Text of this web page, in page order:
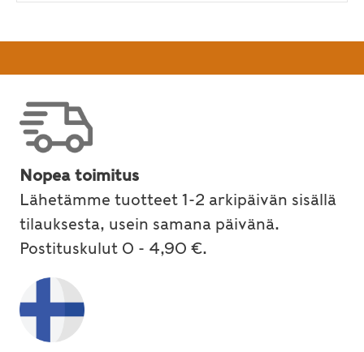
Nopea toimitus
Lähetämme tuotteet 1-2 arkipäivän sisällä
tilauksesta, usein samana päivänä.
Postituskulut 0 - 4,90 €.